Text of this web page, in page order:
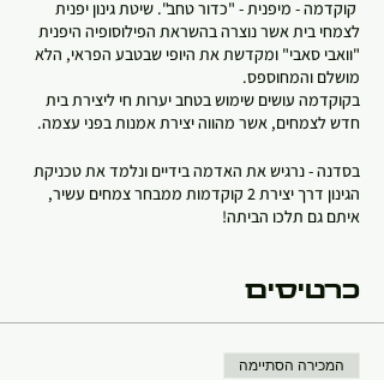
קוקדמה - מיפנית - "כדור טחב". שיטת גינון יפנית
לצמחי בית אשר נוצרה בהשראת הפילוסופיה היפנית
"וואבי סאבי" ומקדשת את היופי שבטבע הפראי, הלא
מושלם והמחוספס.
בקוקדמה עושים שימוש בטחב יערות חי ליצירת בית
חדש לצמחים, אשר מהווה יצירת אמנות בפני עצמה.
בסדנה - נרגיש את האדמה בידיים ונלמד את טכניקת
הגינון דרך יצירת 2 קוקדמות ממבחר צמחים עשיר,
איתם גם תלכו הביתה!
כל קוקדמה מגיעה עם תחתית חרס להנחה ומתקן
קסומה.
כרטיסים
המכירה הסתיימה